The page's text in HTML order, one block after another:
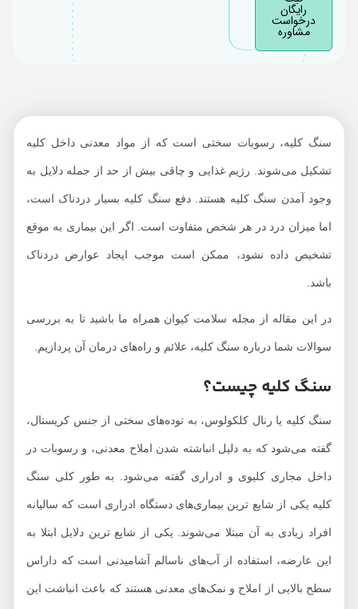
رایگان
درخواست
مشاوره
سنگ‌ کلیه، رسوبات سختی است که از مواد معدنی داخل کلیه
تشکیل می‌شوند. رژیم غذایی و چاقی بیش از حد از جمله دلایل به
وجود آمدن سنگ کلیه هستند. دفع سنگ کلیه بسیار دردناک است،
اما میزان درد در هر شخص متفاوت است. اگر این بیماری به موقع
تشخیص داده نشود، ممکن است موجب ایجاد عوارض دردناک
در این مقاله از مجله سلامت کیوان همراه ما باشید تا به بررسی
سوالات شما درباره سنگ کلیه، علائم و راه‌های درمان آن پردازیم.
سنگ کلیه چیست؟
سنگ کلیه یا رنال کلکولوس، به توده‌های سختی از جنس کریستال،
گفته می‌شود که به دلیل انباشته شدن املاح معدنی، و رسوبات در
داخل مجاری کلیوی و ادراری گفته می‌شود. به طور کلی سنگ
کلیه یکی از شایع ترین بیماری‌های دستگاه ادراری است که سالیانه
افراد زیادی به آن مبتلا می‌شوند. یکی از شایع ترین دلایل ابتلا به
این عارضه، استفاده از آب‌های ناسالم آشامیدنی است که داراس
سطح بالایی از املاح و نمک‌های معدنی هستند که باعث انباشت این